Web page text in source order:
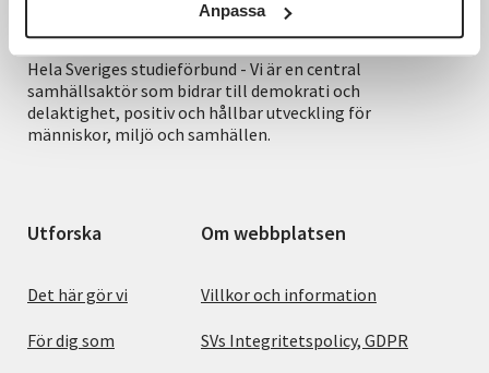
Anpassa
Hela Sveriges studieförbund - Vi är en central
samhällsaktör som bidrar till demokrati och
delaktighet, positiv och hållbar utveckling för
människor, miljö och samhällen.
Utforska
Det här gör vi
För dig som
Om webbplatsen
Villkor och information
SVs Integritetspolicy, GDPR